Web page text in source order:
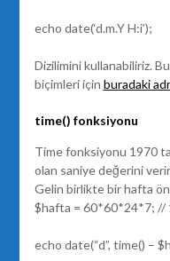
echo date(‘d.m.Y H:i’);
Dizilimini kullanabiliriz.
biçimleri için buradaki
time() fonksiyonu
Time fonksiyonu 1970
olan saniye değerini
Gelin birlikte bir hafta
$hafta = 60*60*24*7; //
echo date(“d”, time() –